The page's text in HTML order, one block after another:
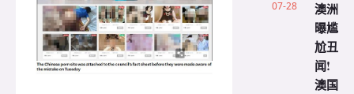
07-28
澳洲
曝尴
尬丑
闻!
澳国